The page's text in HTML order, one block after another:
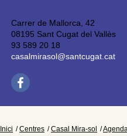
Carrer de Mallorca, 42
08195 Sant Cugat del Vallès
93 589 20 18
casalmirasol@santcugat.cat
Inici Centres Casal Mira-sol